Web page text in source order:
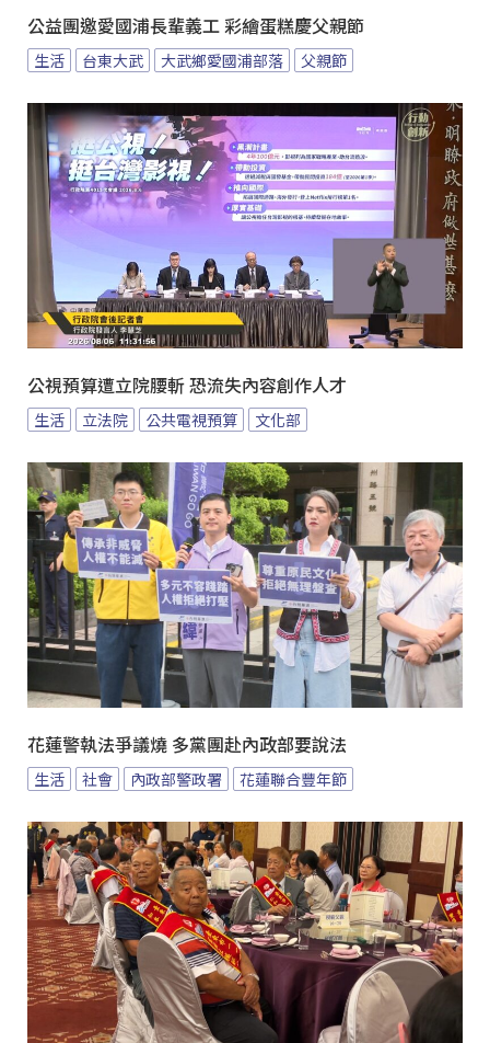
公益團邀愛國浦長輩義工 彩繪蛋糕慶父親節
生活 台東大武 大武鄉愛國浦部落 父親節
公視預算遭立院腰斬 恐流失內容創作人才
生活 立法院 公共電視預算 文化部
花蓮警執法爭議燒 多黨團赴內政部要說法
生活 社會 內政部警政署 花蓮聯合豐年節